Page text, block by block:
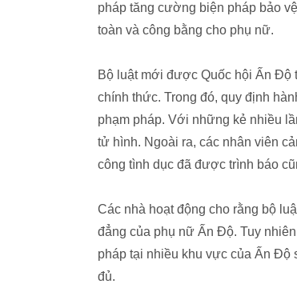
pháp tăng cường biện pháp bảo
toàn và công bằng cho phụ nữ.
Bộ luật mới được Quốc hội Ấn Độ
chính thức. Trong đó, quy định
phạm pháp. Với những kẻ nhiều
tử hình. Ngoài ra, các nhân viên
công tình dục đã được trình báo
Các nhà hoạt động cho rằng bộ
đẳng của phụ nữ Ấn Độ. Tuy
pháp tại nhiều khu vực của Ấn Độ
đủ.